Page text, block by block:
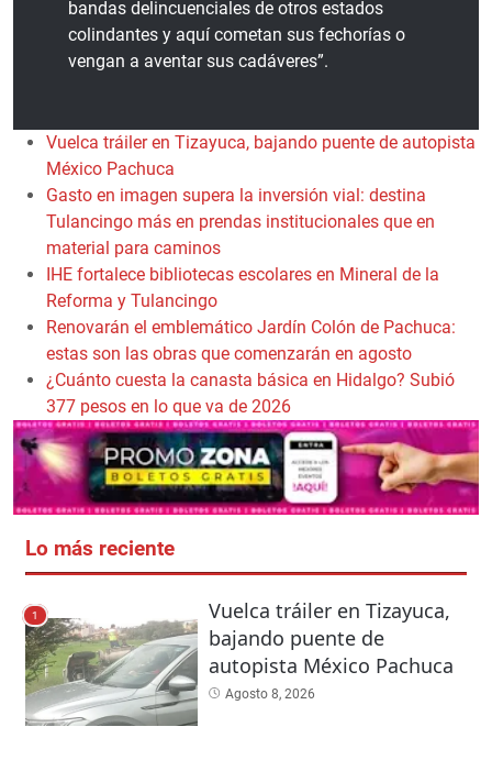
bandas delincuenciales de otros estados
colindantes y aquí cometan sus fechorías o
vengan a aventar sus cadáveres”.
Vuelca tráiler en Tizayuca, bajando puente de autopista
México Pachuca
Gasto en imagen supera la inversión vial: destina
Tulancingo más en prendas institucionales que en
material para caminos
IHE fortalece bibliotecas escolares en Mineral de la
Reforma y Tulancingo
Renovarán el emblemático Jardín Colón de Pachuca:
estas son las obras que comenzarán en agosto
¿Cuánto cuesta la canasta básica en Hidalgo? Subió
377 pesos en lo que va de 2026
Lo más reciente
1
Vuelca tráiler en Tizayuca,
bajando puente de
autopista México Pachuca
Agosto 8, 2026